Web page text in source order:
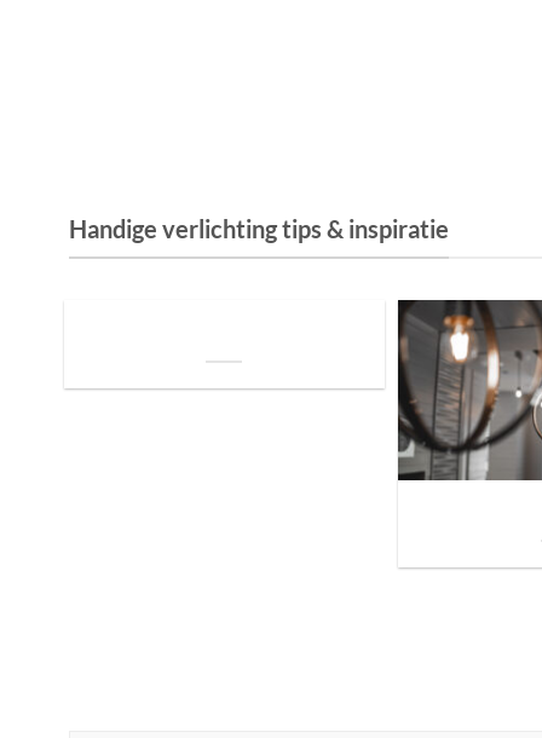
Handige verlichting tips & inspiratie